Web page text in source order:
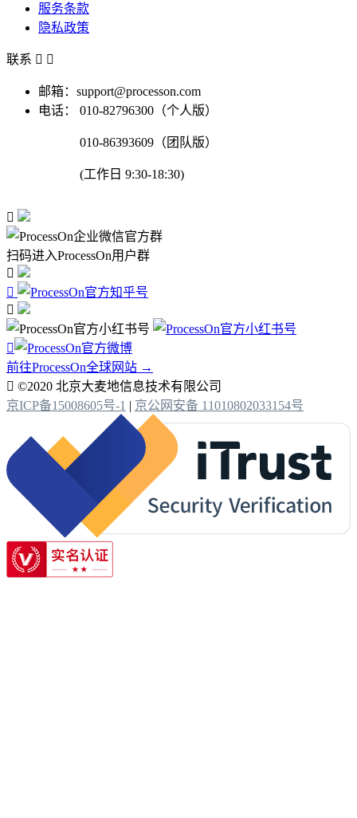
服务条款
隐私政策
联系  
邮箱：support@processon.com
电话：
010-82796300（个人版）
010-86393609（团队版）
(工作日 9:30-18:30)

扫码进入ProcessOn用户群




前往ProcessOn全球网站 →
 ©2020 北京大麦地信息技术有限公司
京ICP备15008605号-1 | 京公网安备 11010802033154号